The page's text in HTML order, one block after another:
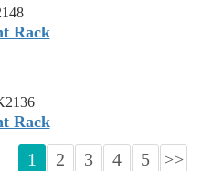
Rack
Rack
1 2 3 4 5 >>